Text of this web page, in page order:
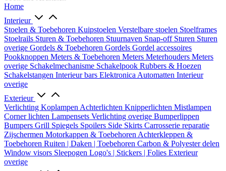
Home
Interieur
Stoelen & Toebehoren Kuipstoelen Verstelbare stoelen Stoelframes
Stoelrails Sturen & Toebehoren Stuurnaven Snap-off Sturen Sturen
overige Gordels & Toebehoren Gordels Gordel accessoires
Pookknoppen Meters & Toebehoren Meters Meterhouders Meters
overige Schakelmechanisme Schakelpook Rubbers & Hoezen
Schakelstangen Interieur bars Elektronica Automatten Interieur
overige
Exterieur
Verlichting Koplampen Achterlichten Knipperlichten Mistlampen
Corner lichten Lampensets Verlichting overige Bumperlippen
Bumpers Grill Spiegels Spoilers Side Skirts Carrosserie reparatie
Zijschermen Motorkappen & Toebehoren Achterkleppen &
Toebehoren Ruiten | Daken | Toebehoren Carbon & Polyester delen
Window visors Sleepogen Logo's | Stickers | Folies Exterieur
overige